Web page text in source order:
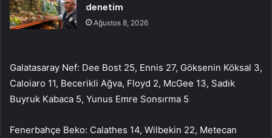
denetim
Ağustos 8, 2026
Galatasaray Nef: Dee Bost 25, Ennis 27, Göksenin Köksal 3,
Caloiaro 11, Becerikli Ağva, Floyd 2, McGee 13, Sadık
Buyruk Kabaca 5, Yunus Emre Sonsırma 5
Fenerbahçe Beko: Calathes 14, Wilbekin 22, Metecan